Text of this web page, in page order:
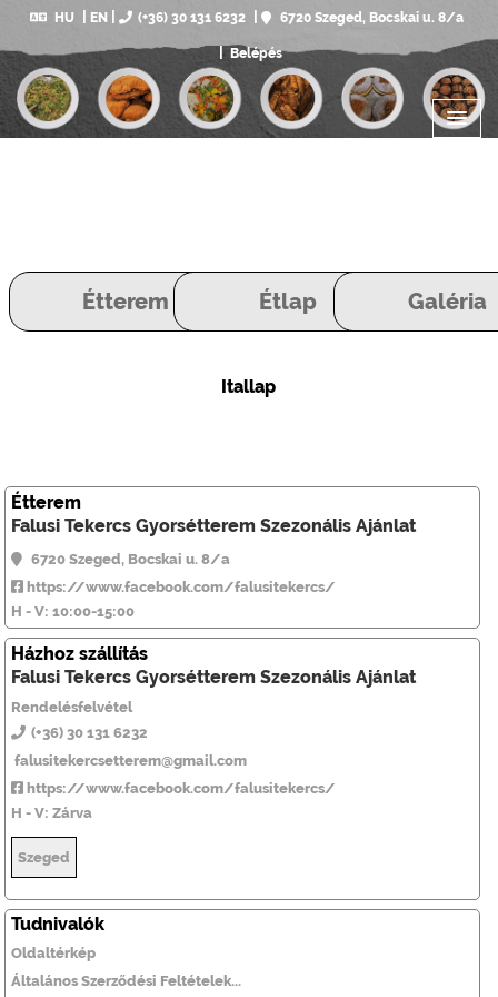
HU EN (+36) 30 131 6232 6720 Szeged, Bocskai u. 8/a
Belépés
Étterem Étlap Galéria
Itallap
Étterem
Falusi Tekercs Gyorsétterem Szezonális Ajánlat
6720 Szeged, Bocskai u. 8/a
https://www.facebook.com/falusitekercs/
H - V: 10:00-15:00
Házhoz szállítás
Falusi Tekercs Gyorsétterem Szezonális Ajánlat
Rendelésfelvétel
(+36) 30 131 6232
falusitekercsetterem@gmail.com
https://www.facebook.com/falusitekercs/
H - V: Zárva
Szeged
Tudnivalók
Oldaltérkép
Általános Szerződési Feltételek...